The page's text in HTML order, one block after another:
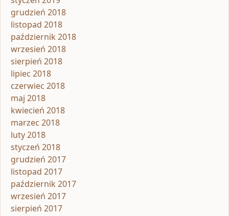
grudzień 2018
listopad 2018
październik 2018
wrzesień 2018
sierpień 2018
lipiec 2018
czerwiec 2018
maj 2018
kwiecień 2018
marzec 2018
luty 2018
styczeń 2018
grudzień 2017
listopad 2017
październik 2017
wrzesień 2017
sierpień 2017